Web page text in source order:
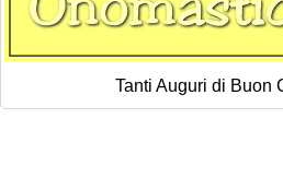
Tanti Auguri di Buon